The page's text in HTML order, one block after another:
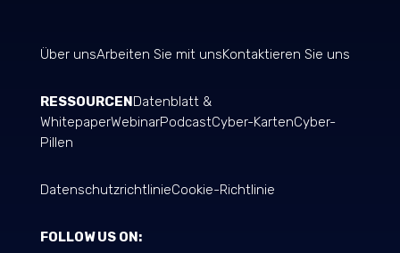
Über unsArbeiten Sie mit unsKontaktieren Sie uns
RESSOURCENDatenblatt &
WhitepaperWebinarPodcastCyber-KartenCyber-
Pillen
DatenschutzrichtlinieCookie-Richtlinie
FOLLOW US ON: